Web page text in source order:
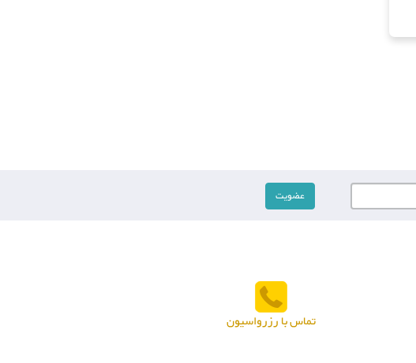
تماس با رزرواسیون